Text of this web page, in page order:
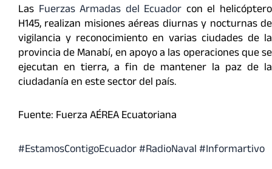
Las Fuerzas Armadas del Ecuador con el helicóptero
H145, realizan misiones aéreas diurnas y nocturnas de
vigilancia y reconocimiento en varias ciudades de la
provincia de Manabí, en apoyo a las operaciones que se
ejecutan en tierra, a fin de mantener la paz de la
ciudadanía en este sector del país.
Fuente: Fuerza AÉREA Ecuatoriana
#EstamosContigoEcuador #RadioNaval #Informartivo